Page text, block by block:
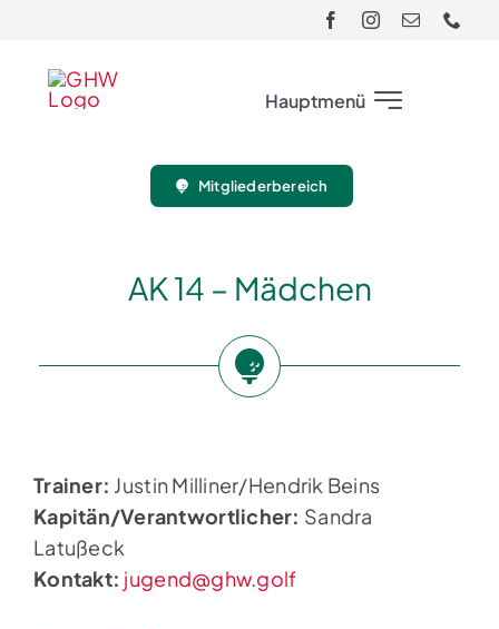
content
Hauptmenü
Jugend
Mitgliederbereich
AK 14 – Mädchen
Trainer: Justin Milliner/Hendrik Beins
Kapitän/Verantwortlicher: Sandra
Latußeck
Kontakt: jugend@ghw.golf